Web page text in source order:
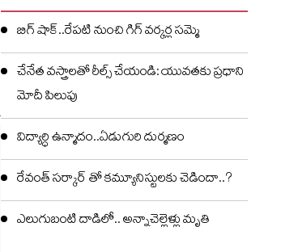
బిగ్ షాక్..రేపటి నుంచి గిగ్ వర్కర్ల సమ్మె
చేనేత వస్త్రాలతో రీల్స్ చేయండి: యువతకు ప్రధాని
మోదీ పిలుపు
విద్యార్ధి ఉన్మాదం..ఏడుగురి దుర్మణం
రేవంత్ సర్కార్ తో కమ్యూనిస్టులకు చెడిందా..?
ఎలుగుబంటి దాడిలో.. అన్నాచెల్లెళ్లు మృతి